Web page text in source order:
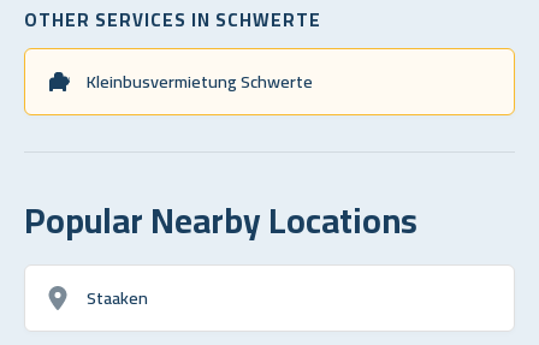
OTHER SERVICES IN SCHWERTE
Kleinbusvermietung Schwerte
Popular Nearby Locations
Staaken